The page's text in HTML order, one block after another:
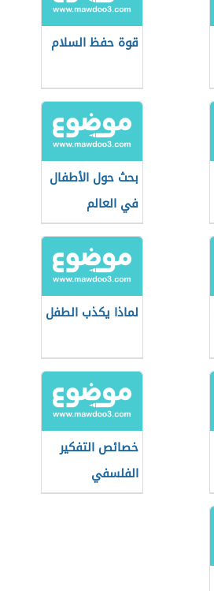
قوة حفظ السلام
بحث حول الأطفال
في العالم
لماذا يكذب الطفل
خصائص التفكير
الفلسفي